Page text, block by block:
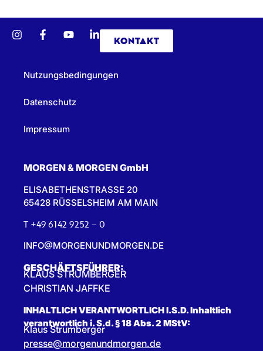
KONTAKT
Nutzungsbedingungen
Datenschutz
Impressum
MORGEN & MORGEN GmbH
ELISABETHENSTRASSE 20
65428 RÜSSELSHEIM AM MAIN
T +49 6142 9252 – 0
INFO@MORGENUNDMORGEN.DE
GESCHÄFTSFÜHRER:
KLAUS STRUMBERGER
CHRISTIAN JAFFKE
INHALTLICH VERANTWORTLICH I.S.D. Inhaltlich
verantwortlich i. S.d. § 18 Abs. 2 MStV:
Klaus Strumberger
presse@morgenundmorgen.de